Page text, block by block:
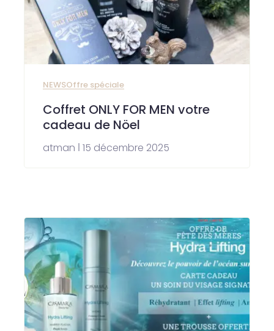
NEWSOffre spéciale
Coffret ONLY FOR MEN votre
cadeau de Nöel
atman 15 décembre 2025